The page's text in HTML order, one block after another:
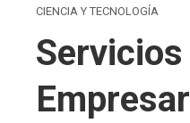
CIENCIA Y TECNOLOGÍA